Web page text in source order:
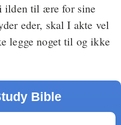
ilden til ære for sine
eder, skal I akte vel
legge noget til og ikke
Bible